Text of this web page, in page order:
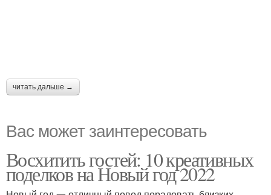
читать дальше →
Вас может заинтересовать
Восхитить гостей: 10 креативных
поделков на Новый год 2022